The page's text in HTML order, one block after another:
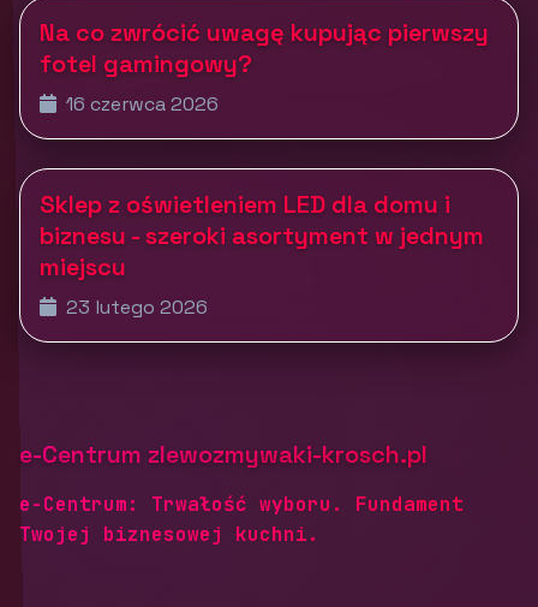
Na co zwrócić uwagę kupując pierwszy
fotel gamingowy?
16 czerwca 2026
Sklep z oświetleniem LED dla domu i
biznesu - szeroki asortyment w jednym
miejscu
23 lutego 2026
e-Centrum zlewozmywaki-krosch.pl
e-Centrum: Trwałość wyboru. Fundament
Twojej biznesowej kuchni.